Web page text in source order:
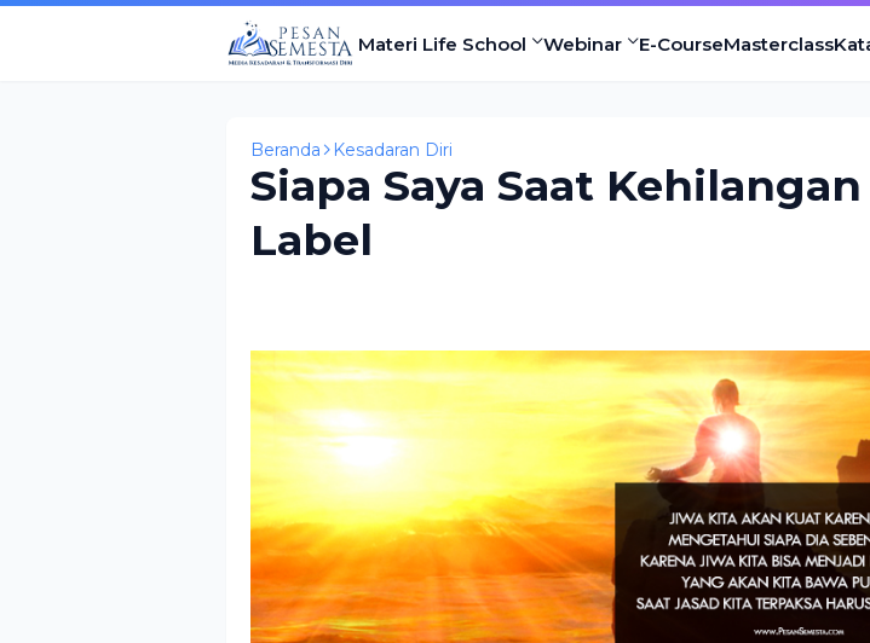
Materi Life School Webinar E-CourseMasterclass
Beranda Kesadaran Diri
Siapa Saya Saat Kehilangan
Label